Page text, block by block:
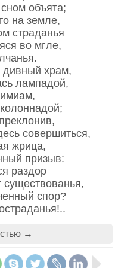
мир
себя…
синий.
объята;
на земле,
страданья
во мгле,
дивный храм,
лампадой,
совершиться,
жрица,
призыв:
раздор
спор?
поник, –
старик!..»
→